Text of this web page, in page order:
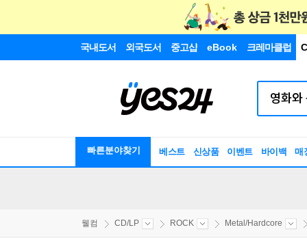
국내도서 외국도서 중고샵 eBook 크레마클럽
빠른분야찾기 베스트 신상품 이벤트 바이백 매
웰컴 CD/LP ROCK Metal/Hardcore